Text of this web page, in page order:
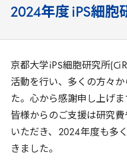
2024年度 iPS細胞
京都大学iPS細胞研究所(
活動を行い、多くの方々
た。心から感謝申し上げま
皆様からのご支援は研究
いただき、
2024年度も多
きました。